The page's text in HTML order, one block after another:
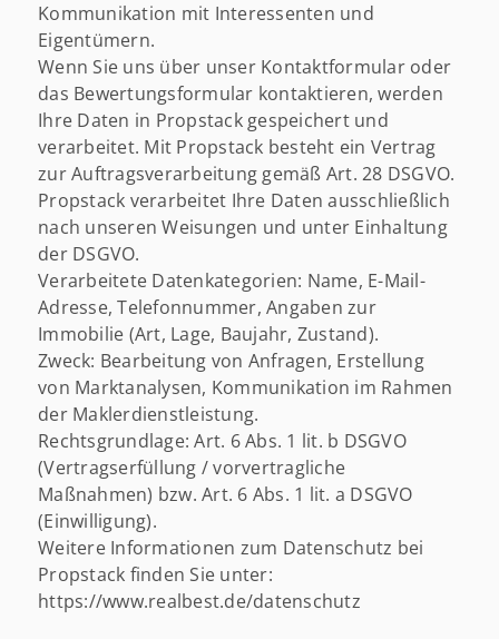
Kommunikation mit Interessenten und
Eigentümern.
Wenn Sie uns über unser Kontaktformular oder
das Bewertungsformular kontaktieren, werden
Ihre Daten in Propstack gespeichert und
verarbeitet. Mit Propstack besteht ein Vertrag
zur Auftragsverarbeitung gemäß Art. 28 DSGVO.
Propstack verarbeitet Ihre Daten ausschließlich
nach unseren Weisungen und unter Einhaltung
der DSGVO.
Verarbeitete Datenkategorien: Name, E-Mail-
Adresse, Telefonnummer, Angaben zur
Immobilie (Art, Lage, Baujahr, Zustand).
Zweck: Bearbeitung von Anfragen, Erstellung
von Marktanalysen, Kommunikation im Rahmen
der Maklerdienstleistung.
Rechtsgrundlage: Art. 6 Abs. 1 lit. b DSGVO
(Vertragserfüllung / vorvertragliche
Maßnahmen) bzw. Art. 6 Abs. 1 lit. a DSGVO
(Einwilligung).
Weitere Informationen zum Datenschutz bei
Propstack finden Sie unter:
https://www.realbest.de/datenschutz